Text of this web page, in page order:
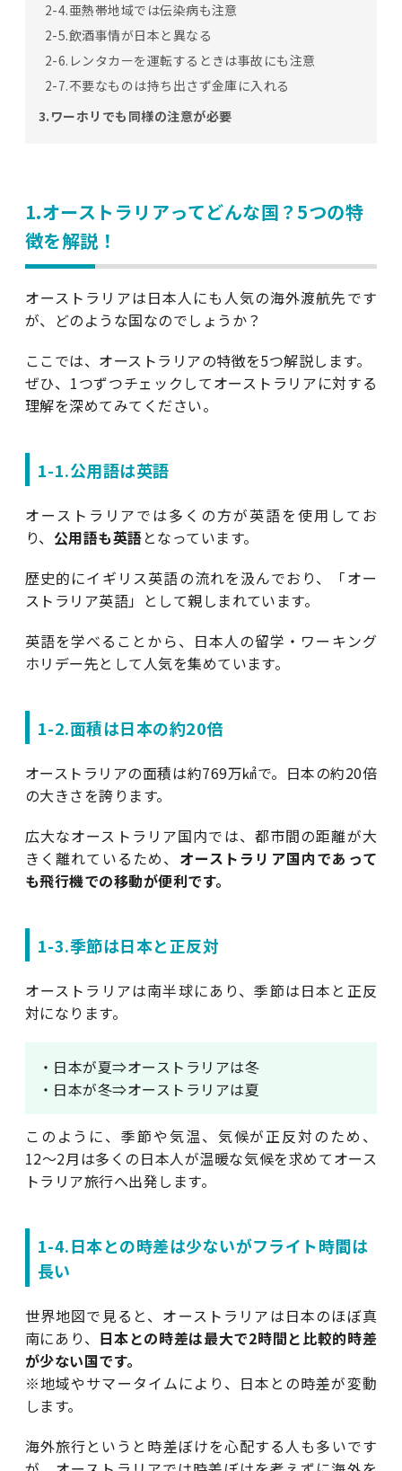
2-4.亜熱帯地域では伝染病も注意
2-5.飲酒事情が日本と異なる
2-6.レンタカーを運転するときは事故にも注意
2-7.不要なものは持ち出さず金庫に入れる
3.ワーホリでも同様の注意が必要
1.オーストラリアってどんな国？5つの特
徴を解説！
オーストラリアは日本人にも人気の海外渡航先です
が、どのような国なのでしょうか？
ここでは、オーストラリアの特徴を5つ解説します。
ぜひ、1つずつチェックしてオーストラリアに対する
理解を深めてみてください。
1-1.公用語は英語
オーストラリアでは多くの方が英語を使用してお
り、 公用語も英語となっています。
歴史的にイギリス英語の流れを汲んでおり、「オー
ストラリア英語」として親しまれています。
英語を学べることから、日本人の留学・ワーキング
ホリデー先として人気を集めています。
1-2.面積は日本の約20倍
オーストラリアの面積は約769万㎢で。日本の約20倍
の大きさを誇ります。
広大なオーストラリア国内では、都市間の距離が大
きく離れているため、 オーストラリア国内であって
も飛行機での移動が便利です。
1-3.季節は日本と正反対
オーストラリアは南半球にあり、季節は日本と正反
対になります。
・日本が夏⇒オーストラリアは冬
・日本が冬⇒オーストラリアは夏
このように、季節や気温、気候が正反対のため、
12〜2月は多くの日本人が温暖な気候を求めてオース
トラリア旅行へ出発します。
1-4.日本との時差は少ないがフライト時間は
長い
世界地図で見ると、オーストラリアは日本のほぼ真
南にあり、 日本との時差は最大で2時間と比較的時差
が少ない国です。
※地域やサマータイムにより、日本との時差が変動
します。
海外旅行というと時差ぼけを心配する人も多いです